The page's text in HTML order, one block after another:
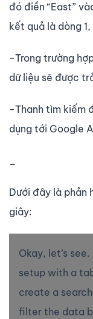
đó điền “East”
kết quả là dòng
-Trong trường
dữ liệu sẽ được
-Thanh tìm kiếm
dụng tới Google
Dưới đây là phản
giây:
Okay, let’s
setup with a
create a
filter the data